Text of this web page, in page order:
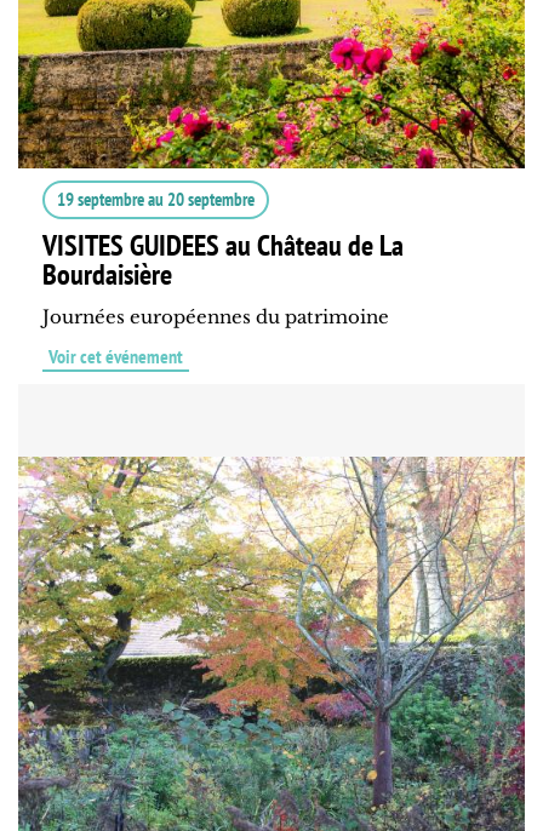
19 septembreau 20 septembre
VISITES GUIDEES au Château de La
Bourdaisière
Journées européennes du patrimoine
Voir cet événement